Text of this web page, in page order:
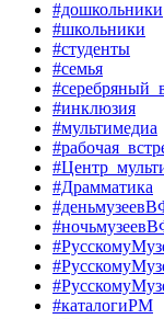
#дошкольники
#школьники
#студенты
#семья
#инклюзия
#мультимедиа
#Драмматика
#каталогиРМ